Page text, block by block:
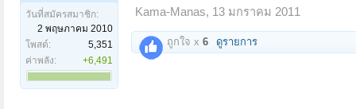
วันที่สมัครสมาชิก:
2 พฤษภาคม 2010
โพสต์:
5,351
ค่าพลัง:
+6,491
Kama-Manas, 13 มกราคม 2011
ถูกใจ x 6 ดูรายการ